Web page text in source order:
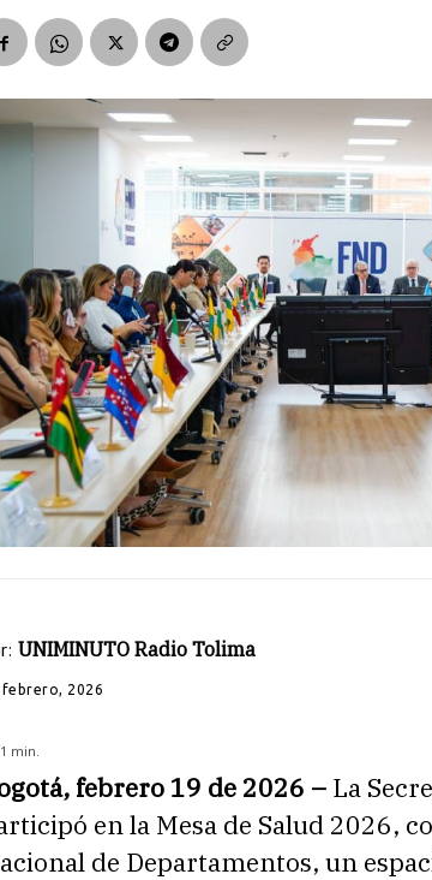
UNIMINUTO Radio Tolima
febrero, 2026
1 min.
febrero 19 de 2026 – La
en la Mesa de Salud 2026,
de Departamentos, un